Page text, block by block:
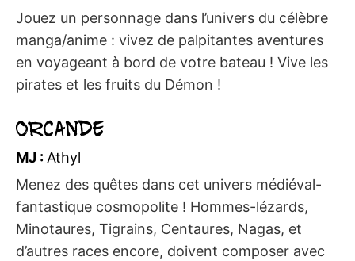
Jouez un personnage dans l’univers du célèbre
manga/anime : vivez de palpitantes aventures
en voyageant à bord de votre bateau ! Vive les
pirates et les fruits du Démon !
Orcande
MJ : Athyl
Menez des quêtes dans cet univers médiéval-
fantastique cosmopolite ! Hommes-lézards,
Minotaures, Tigrains, Centaures, Nagas, et
d’autres races encore, doivent composer avec